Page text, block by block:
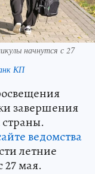
начнутся с 27
КП
завершения
страны.
ведомства
летние
мая.